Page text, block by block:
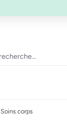
Soins corps